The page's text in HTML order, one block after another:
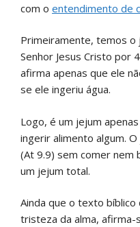
com o entendimento de
Primeiramente, temos o
Senhor Jesus Cristo por
afirma apenas que ele
se ele ingeriu água.
Logo, é um jejum
ingerir alimento algum.
(At 9.9) sem comer nem
um jejum total.
Ainda que o texto
tristeza da alma, afirma-